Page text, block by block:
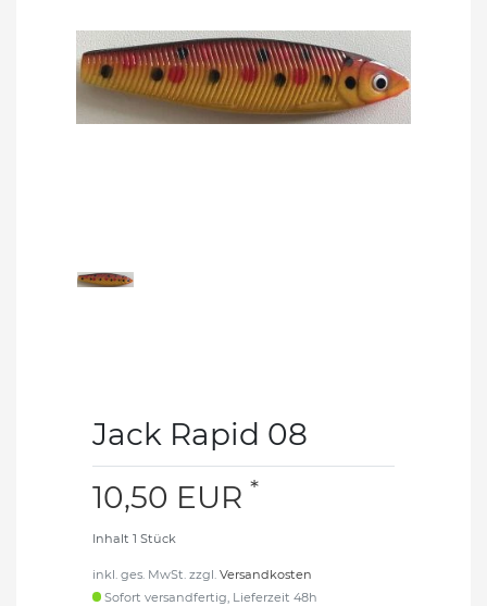
Jack Rapid 08
10,50 EUR *
Inhalt 1 Stück
inkl. ges. MwSt. zzgl. Versandkosten
Sofort versandfertig, Lieferzeit 48h